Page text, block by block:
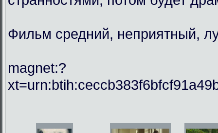
Фильм средний, неприятный,
magnet:?